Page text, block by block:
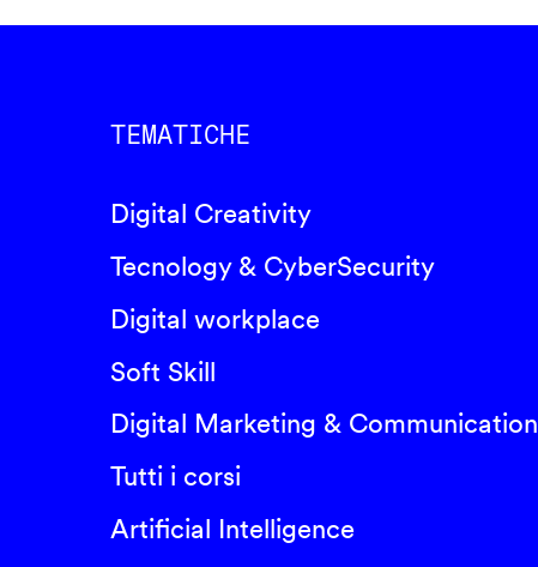
TEMATICHE
Digital Creativity
Tecnology & CyberSecurity
Digital workplace
Soft Skill
Digital Marketing & Communication
Tutti i corsi
Artificial Intelligence